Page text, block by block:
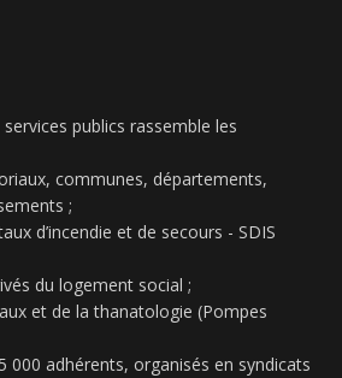
publics rassemble les
communes, départements,
;
d’incendie et de secours - SDIS
du logement social ;
et de la thanatologie (Pompes
000 adhérents, organisés en syndicats